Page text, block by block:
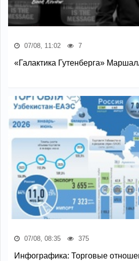
07/08, 11:02 7
«Галактика Гутенберга»
07/08, 08:35 375
Инфографика: Торговые